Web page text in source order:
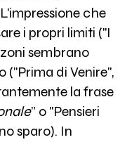
che
i propri limiti ("I
sembrano
("Prima di Venire",
la frase
” o "Pensieri
sparo). In